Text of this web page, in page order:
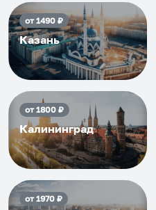
от1490₽
Казань
от1800₽
Калининград
от1970₽